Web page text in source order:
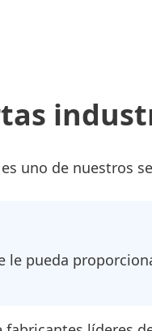
uno de nuestros
le pueda